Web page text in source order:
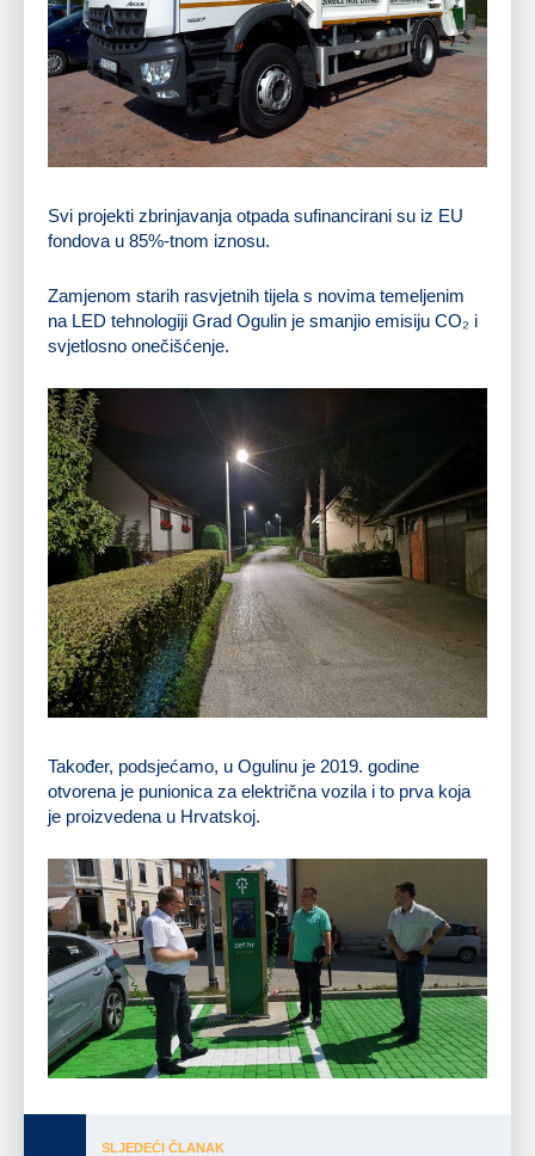
Svi projekti zbrinjavanja otpada sufinancirani su iz EU
fondova u 85%-tnom iznosu.
Zamjenom starih rasvjetnih tijela s novima temeljenim
na LED tehnologiji Grad Ogulin je smanjio emisiju CO₂ i
svjetlosno onečišćenje.
Također, podsjećamo, u Ogulinu je 2019. godine
otvorena je punionica za električna vozila i to prva koja
je proizvedena u Hrvatskoj.
SLJEDEĆI ČLANAK